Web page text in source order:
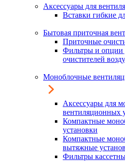
Аксессуары для
Вставки гибкие
Бытовая приточная
Приточные
Фильтры и опции
очистителей
Моноблочные
Аксессуары для
вентиляционных
Компактные
установки
Компактные
вытяжные
Фильтры